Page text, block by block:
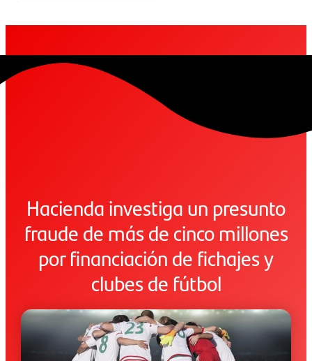
Hacienda investiga un presunto
fraude de más de cinco millones
por financiación de fichajes y
clubes de fútbol